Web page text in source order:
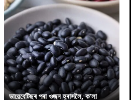
ডায়েবেটিছৰ পৰা ওজন হ্ৰাসলৈ, ক’লা